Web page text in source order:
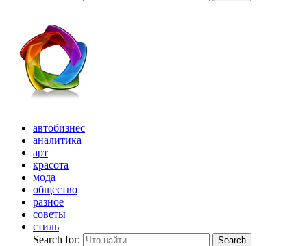
автобизнес
аналитика
арт
красота
мода
общество
разное
советы
стиль
Search for:
Search